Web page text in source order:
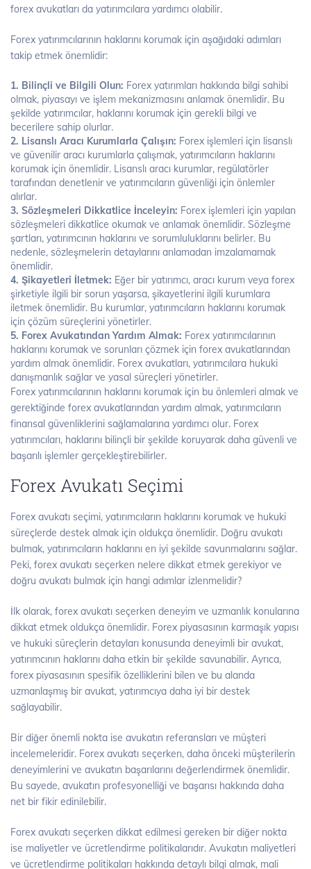
forex avukatları da yatırımcılara yardımcı olabilir.
Forex yatırımcılarının haklarını korumak için aşağıdaki adımları
takip etmek önemlidir:
1. Bilinçli ve Bilgili Olun: Forex yatırımları hakkında bilgi sahibi
olmak, piyasayı ve işlem mekanizmasını anlamak önemlidir. Bu
şekilde yatırımcılar, haklarını korumak için gerekli bilgi ve
becerilere sahip olurlar.
2. Lisanslı Aracı Kurumlarla Çalışın: Forex işlemleri için lisanslı
ve güvenilir aracı kurumlarla çalışmak, yatırımcıların haklarını
korumak için önemlidir. Lisanslı aracı kurumlar, regülatörler
tarafından denetlenir ve yatırımcıların güvenliği için önlemler
alırlar.
3. Sözleşmeleri Dikkatlice İnceleyin: Forex işlemleri için yapılan
sözleşmeleri dikkatlice okumak ve anlamak önemlidir. Sözleşme
şartları, yatırımcının haklarını ve sorumluluklarını belirler. Bu
nedenle, sözleşmelerin detaylarını anlamadan imzalamamak
önemlidir.
4. Şikayetleri İletmek: Eğer bir yatırımcı, aracı kurum veya forex
şirketiyle ilgili bir sorun yaşarsa, şikayetlerini ilgili kurumlara
iletmek önemlidir. Bu kurumlar, yatırımcıların haklarını korumak
için çözüm süreçlerini yönetirler.
5. Forex Avukatından Yardım Almak: Forex yatırımcılarının
haklarını korumak ve sorunları çözmek için forex avukatlarından
yardım almak önemlidir. Forex avukatları, yatırımcılara hukuki
danışmanlık sağlar ve yasal süreçleri yönetirler.
Forex yatırımcılarının haklarını korumak için bu önlemleri almak ve
gerektiğinde forex avukatlarından yardım almak, yatırımcıların
finansal güvenliklerini sağlamalarına yardımcı olur. Forex
yatırımcıları, haklarını bilinçli bir şekilde koruyarak daha güvenli ve
başarılı işlemler gerçekleştirebilirler.
Forex Avukatı Seçimi
Forex avukatı seçimi, yatırımcıların haklarını korumak ve hukuki
süreçlerde destek almak için oldukça önemlidir. Doğru avukatı
bulmak, yatırımcıların haklarını en iyi şekilde savunmalarını sağlar.
Peki, forex avukatı seçerken nelere dikkat etmek gerekiyor ve
doğru avukatı bulmak için hangi adımlar izlenmelidir?
İlk olarak, forex avukatı seçerken deneyim ve uzmanlık konularına
dikkat etmek oldukça önemlidir. Forex piyasasının karmaşık yapısı
ve hukuki süreçlerin detayları konusunda deneyimli bir avukat,
yatırımcının haklarını daha etkin bir şekilde savunabilir. Ayrıca,
forex piyasasının spesifik özelliklerini bilen ve bu alanda
uzmanlaşmış bir avukat, yatırımcıya daha iyi bir destek
sağlayabilir.
Bir diğer önemli nokta ise avukatın referansları ve müşteri
incelemeleridir. Forex avukatı seçerken, daha önceki müşterilerin
deneyimlerini ve avukatın başarılarını değerlendirmek önemlidir.
Bu sayede, avukatın profesyonelliği ve başarısı hakkında daha
net bir fikir edinilebilir.
Forex avukatı seçerken dikkat edilmesi gereken bir diğer nokta
ise maliyetler ve ücretlendirme politikalarıdır. Avukatın maliyetleri
ve ücretlendirme politikaları hakkında detaylı bilgi almak, mali